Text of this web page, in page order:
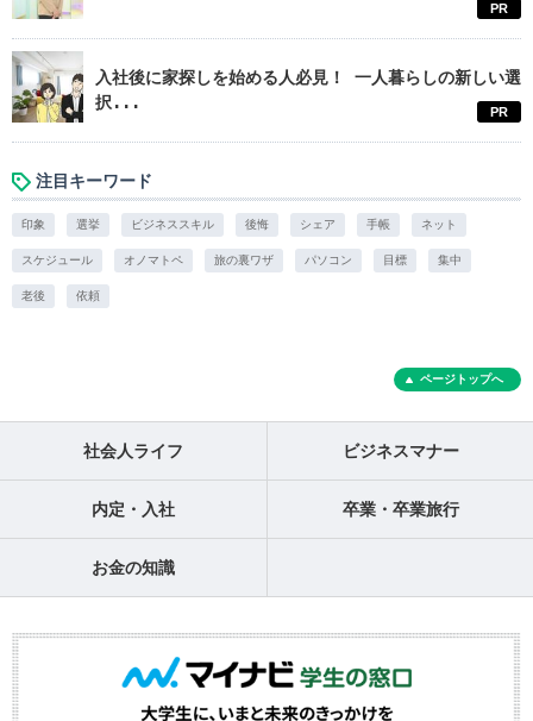
PR
入社後に家探しを始める人必見！ 一人暮らしの新しい選
択...
PR
注目キーワード
印象 選挙 ビジネススキル 後悔 シェア 手帳 ネット
スケジュール オノマトペ 旅の裏ワザ パソコン 目標 集中
老後 依頼
ページトップへ
社会人ライフ ビジネスマナー
内定・入社 卒業・卒業旅行
お金の知識